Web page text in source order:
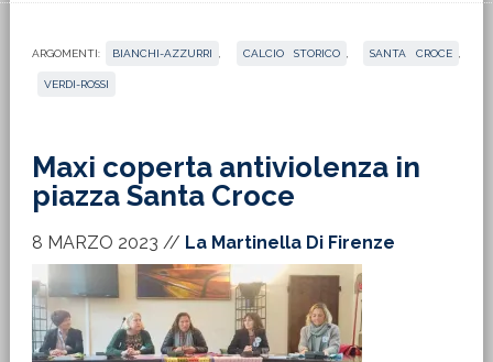
ARGOMENTI: BIANCHI-AZZURRI CALCIO STORICO SANTA CROCE
VERDI-ROSSI
Maxi coperta antiviolenza in
piazza Santa Croce
8 MARZO 2023 // La Martinella Di Firenze